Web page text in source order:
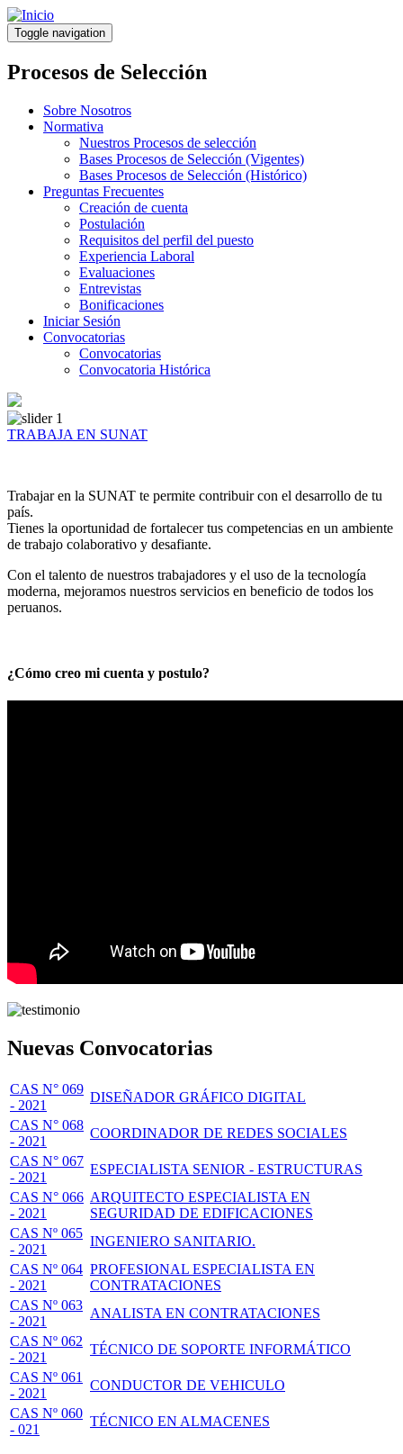
Pasar
al
contenido
principal
Toggle navigation
Procesos de Selección
Sobre Nosotros
Normativa
Nuestros Procesos de selección
Bases Procesos de Selección (Vigentes)
Bases Procesos de Selección (Histórico)
Preguntas Frecuentes
Creación de cuenta
Postulación
Requisitos del perfil del puesto
Experiencia Laboral
Evaluaciones
Entrevistas
Bonificaciones
Iniciar Sesión
Convocatorias
Convocatorias
Convocatoria Histórica
TRABAJA EN SUNAT
Trabajar en la SUNAT te permite contribuir con el desarrollo de tu
país.
Tienes la oportunidad de fortalecer tus competencias en un ambiente
de trabajo colaborativo y desafiante.
Con el talento de nuestros trabajadores y el uso de la tecnología
moderna, mejoramos nuestros servicios en beneficio de todos los
peruanos.
¿Cómo creo mi cuenta y postulo?
Nuevas Convocatorias
CAS N° 069
- 2021
DISEÑADOR GRÁFICO DIGITAL
CAS N° 068
- 2021
COORDINADOR DE REDES SOCIALES
CAS N° 067
- 2021
ESPECIALISTA SENIOR - ESTRUCTURAS
CAS N° 066
- 2021
ARQUITECTO ESPECIALISTA EN
SEGURIDAD DE EDIFICACIONES
CAS Nº 065
- 2021
INGENIERO SANITARIO.
CAS Nº 064
- 2021
PROFESIONAL ESPECIALISTA EN
CONTRATACIONES
CAS Nº 063
- 2021
ANALISTA EN CONTRATACIONES
CAS Nº 062
- 2021
TÉCNICO DE SOPORTE INFORMÁTICO
CAS Nº 061
- 2021
CONDUCTOR DE VEHICULO
CAS Nº 060
- 021
TÉCNICO EN ALMACENES